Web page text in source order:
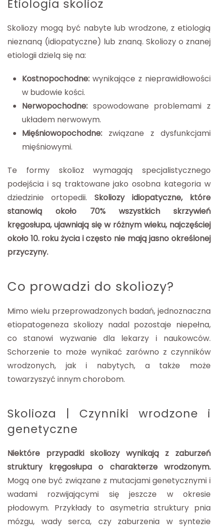
Etiologia skolioz
Skoliozy mogą być nabyte lub wrodzone, z etiologią
nieznaną (idiopatyczne) lub znaną. Skoliozy o znanej
etiologii dzielą się na:
Kostnopochodne: wynikające z nieprawidłowości
w budowie kości.
Nerwopochodne: spowodowane problemami z
układem nerwowym.
Mięśniowopochodne: związane z dysfunkcjami
mięśniowymi.
Te formy skolioz wymagają specjalistycznego
podejścia i są traktowane jako osobna kategoria w
dziedzinie ortopedii. Skoliozy idiopatyczne, które
stanowią około 70% wszystkich skrzywień
kręgosłupa, ujawniają się w różnym wieku, najczęściej
około 10. roku życia i często nie mają jasno określonej
przyczyny.
Co prowadzi do skoliozy?
Mimo wielu przeprowadzonych badań, jednoznaczna
etiopatogeneza skoliozy nadal pozostaje niepełna,
co stanowi wyzwanie dla lekarzy i naukowców.
Schorzenie to może wynikać zarówno z czynników
wrodzonych, jak i nabytych, a także może
towarzyszyć innym chorobom.
Skolioza | Czynniki wrodzone i
genetyczne
Niektóre przypadki skoliozy wynikają z zaburzeń
struktury kręgosłupa o charakterze wrodzonym.
Mogą one być związane z mutacjami genetycznymi i
wadami rozwijającymi się jeszcze w okresie
płodowym. Przykłady to asymetria struktury pnia
mózgu, wady serca, czy zaburzenia w syntezie